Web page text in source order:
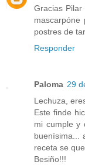
Gracias
postres de
Responder
Paloma 29
Lechuza,
Este finde
mi cumple y
buenísima...
receta se
Besiño!!!